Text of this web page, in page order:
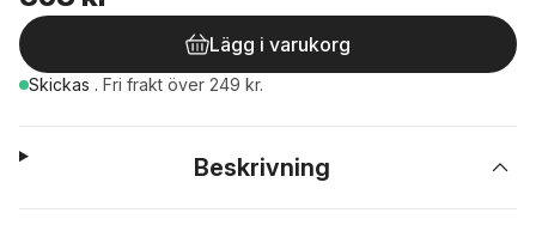
Lägg i varukorg
Skickas . Fri frakt över 249 kr.
Beskrivning